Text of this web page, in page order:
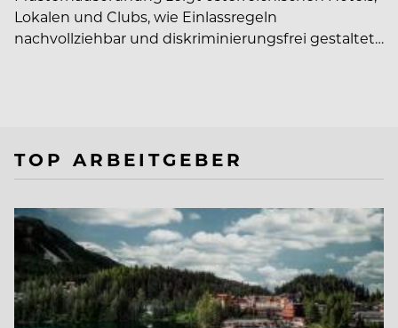
Lokalen und Clubs, wie Einlassregeln
nachvollziehbar und diskriminierungsfrei gestaltet…
TOP ARBEITGEBER